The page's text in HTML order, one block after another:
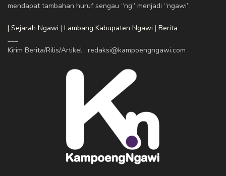
mendapat tambahan huruf sengau “ng” menjadi “ngawi”.
| Sejarah Ngawi | Lambang Kabupaten Ngawi | Berita
Kirim Berita/Rilis/Artikel : redaksi@kampoengngawi.com